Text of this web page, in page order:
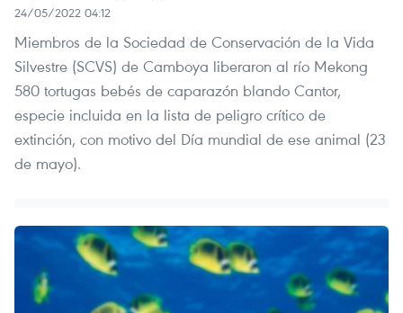
24/05/2022 04:12
Miembros de la Sociedad de Conservación de la Vida
Silvestre (SCVS) de Camboya liberaron al río Mekong
580 tortugas bebés de caparazón blando Cantor,
especie incluida en la lista de peligro crítico de
extinción, con motivo del Día mundial de ese animal (23
de mayo).